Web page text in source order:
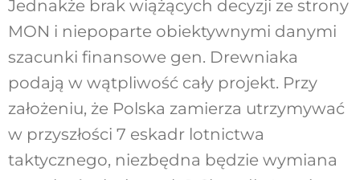
Jednakże brak wiążących decyzji ze strony
MON i niepoparte obiektywnymi danymi
szacunki finansowe gen. Drewniaka
podają w wątpliwość cały projekt. Przy
założeniu, że Polska zamierza utrzymywać
w przyszłości 7 eskadr lotnictwa
taktycznego, niezbędna będzie wymiana